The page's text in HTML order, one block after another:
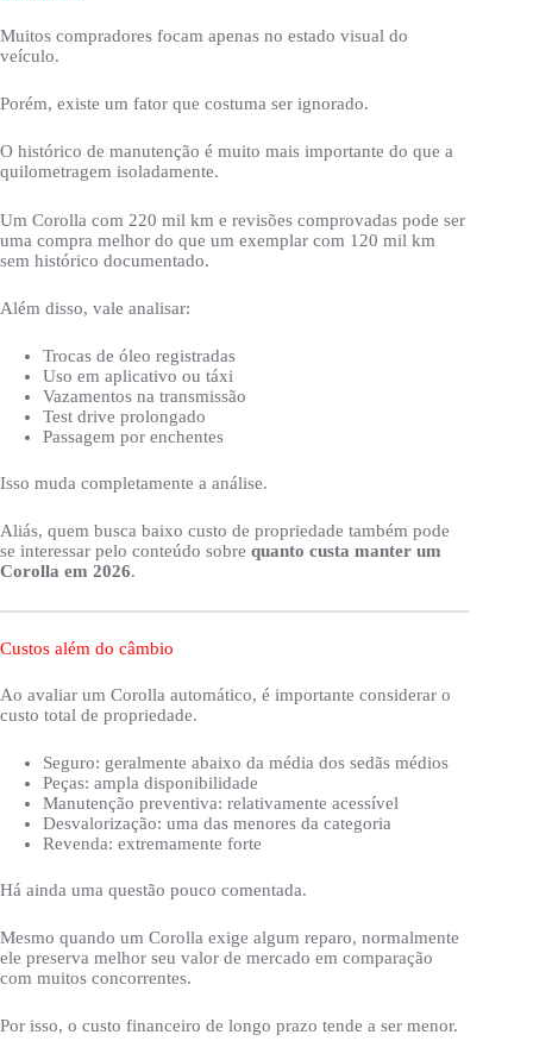
Muitos compradores focam apenas no estado visual do
veículo.
Porém, existe um fator que costuma ser ignorado.
O histórico de manutenção é muito mais importante do que a
quilometragem isoladamente.
Um Corolla com 220 mil km e revisões comprovadas pode ser
uma compra melhor do que um exemplar com 120 mil km
sem histórico documentado.
Além disso, vale analisar:
Trocas de óleo registradas
Uso em aplicativo ou táxi
Vazamentos na transmissão
Test drive prolongado
Passagem por enchentes
Isso muda completamente a análise.
Aliás, quem busca baixo custo de propriedade também pode
se interessar pelo conteúdo sobre quanto custa manter um
Corolla em 2026.
Custos além do câmbio
Ao avaliar um Corolla automático, é importante considerar o
custo total de propriedade.
Seguro: geralmente abaixo da média dos sedãs médios
Peças: ampla disponibilidade
Manutenção preventiva: relativamente acessível
Desvalorização: uma das menores da categoria
Revenda: extremamente forte
Há ainda uma questão pouco comentada.
Mesmo quando um Corolla exige algum reparo, normalmente
ele preserva melhor seu valor de mercado em comparação
com muitos concorrentes.
Por isso, o custo financeiro de longo prazo tende a ser menor.